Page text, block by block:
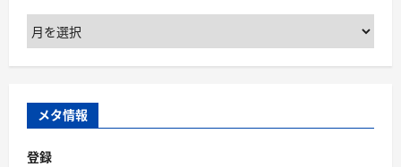
ア
ー
カ
ブ
メタ情報
登録